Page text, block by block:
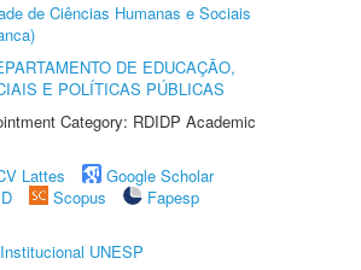
de Ciências Humanas e Sociais
DE EDUCAÇÃO,
E POLÍTICAS PÚBLICAS
Category: RDIDP Academic
Lattes
Google Scholar
Scopus
Fapesp
UNESP